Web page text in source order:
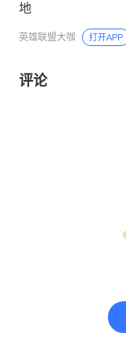
地
英雄联盟大咖 打开APP
评论